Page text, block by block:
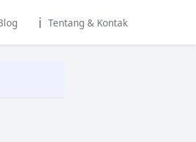
ℹ️ Tentang & Kontak